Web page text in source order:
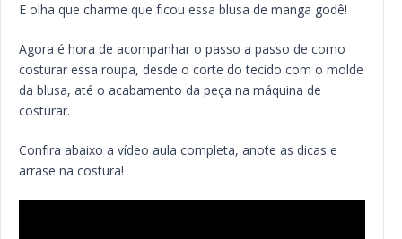
E olha que charme que ficou essa blusa de manga godê!
Agora é hora de acompanhar o passo a passo de como
costurar essa roupa, desde o corte do tecido com o molde
da blusa, até o acabamento da peça na máquina de
costurar.
Confira abaixo a vídeo aula completa, anote as dicas e
arrase na costura!